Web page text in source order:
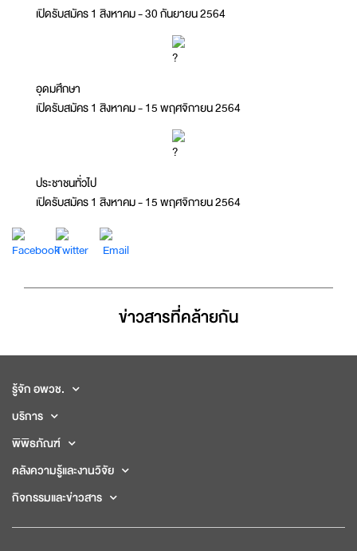
เปิดรับสมัคร 1 สิงหาคม - 30 กันยายน 2564
อุดมศึกษา
เปิดรับสมัคร 1 สิงหาคม - 15 พฤศจิกายน 2564
ประชาชนทั่วไป
เปิดรับสมัคร 1 สิงหาคม - 15 พฤศจิกายน 2564
ข่าวสารที่่คล้ายกัน
รู้จัก อพวช.
บริการ
พิพิธภัณฑ์
คลังความรู้และงานวิจัย
กิจกรรมและข่าวสาร